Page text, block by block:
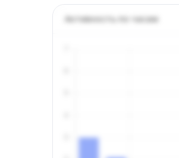
Активность по часам